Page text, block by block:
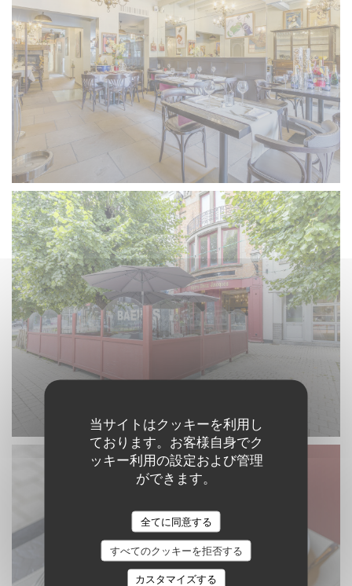
当サイトはクッキーを利用し
ております。お客様自身でク
ッキー利用の設定および管理
ができます。
全てに同意する
すべてのクッキーを拒否する
カスタマイズする